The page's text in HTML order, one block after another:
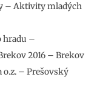
– Aktivity mladých
hradu –
2016 – Brekov
o.z. – Prešovský